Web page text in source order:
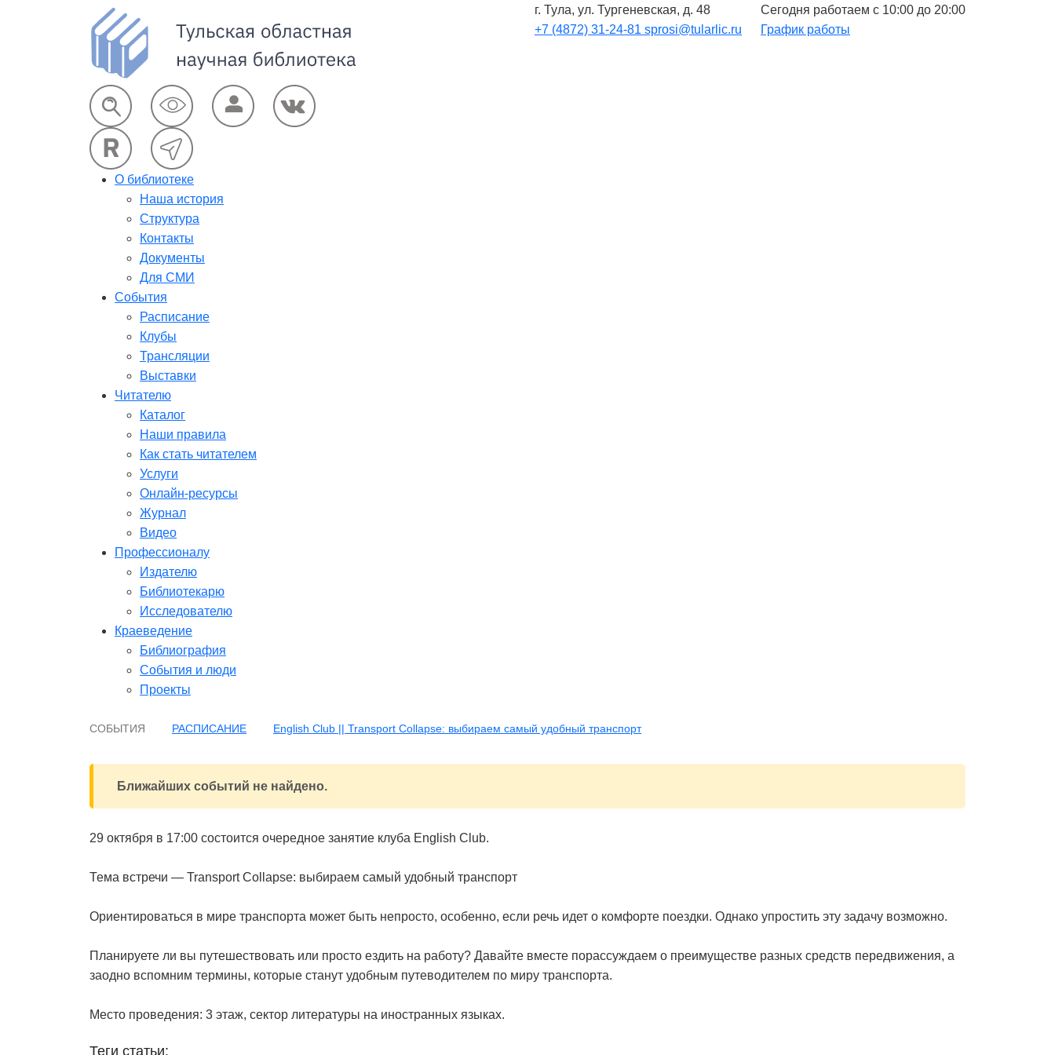
г. Тула, ул. Тургеневская, д. 48
+7 (4872) 31-24-81 sprosi@tularlic.ru
Сегодня работаем с 10:00 до 20:00
График работы
О библиотеке
Наша история
Структура
Контакты
Документы
Для СМИ
События
Расписание
Клубы
Трансляции
Выставки
Читателю
Каталог
Наши правила
Как стать читателем
Услуги
Онлайн-ресурсы
Журнал
Видео
Профессионалу
Издателю
Библиотекарю
Исследователю
Краеведение
Библиография
События и люди
Проекты
СОБЫТИЯ РАСПИСАНИЕ English Club || Transport Collapse: выбираем самый удобный транспорт
Ближайших событий не найдено.
29 октября в 17:00 состоится очередное занятие клуба English Club.
Тема встречи — Transport Collapse: выбираем самый удобный транспорт
Ориентироваться в мире транспорта может быть непросто, особенно, если речь идет о комфорте поездки. Однако упростить эту задачу возможно.
Планируете ли вы путешествовать или просто ездить на работу? Давайте вместе порассуждаем о преимуществе разных средств передвижения, а
заодно вспомним термины, которые станут удобным путеводителем по миру транспорта.
Место проведения: 3 этаж, сектор литературы на иностранных языках.
Теги статьи: